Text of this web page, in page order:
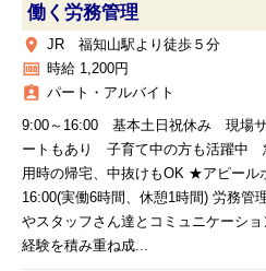
働く労務管理
place JR 福知山駅より徒歩５分
money 時給 1,200円
assignment_ind パート・アルバイト
9:00～16:00 基本土日祝休み 現場
ートもあり 子育て中の方も活躍中
用時の帰宅、中抜けもOK ★アピール
16:00(実働6時間、休憩1時間) 労務
やスタッフさん達とコミュニケーシ
経験を積み重ね成...